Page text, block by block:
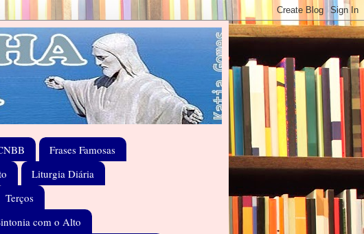
Frases Famosas
Liturgia Diária
Terços
com o Alto